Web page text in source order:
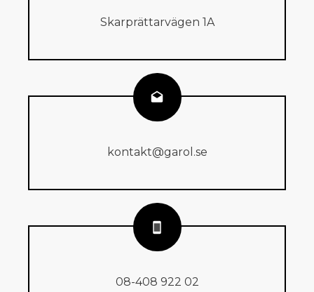
Skarprättarvägen 1A
kontakt@garol.se
08-408 922 02